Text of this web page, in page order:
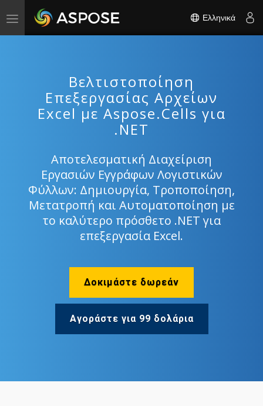
Toggle
navigation
Ελληνικά
Βελτιστοποίηση
Επεξεργασίας Αρχείων
Excel με Aspose.Cells για
.NET
Αποτελεσματική Διαχείριση
Εργασιών Εγγράφων Λογιστικών
Φύλλων: Δημιουργία, Τροποποίηση,
Μετατροπή και Αυτοματοποίηση με
το καλύτερο πρόσθετο .NET για
επεξεργασία Excel.
Δοκιμάστε δωρεάν
Αγοράστε για 99 δολάρια